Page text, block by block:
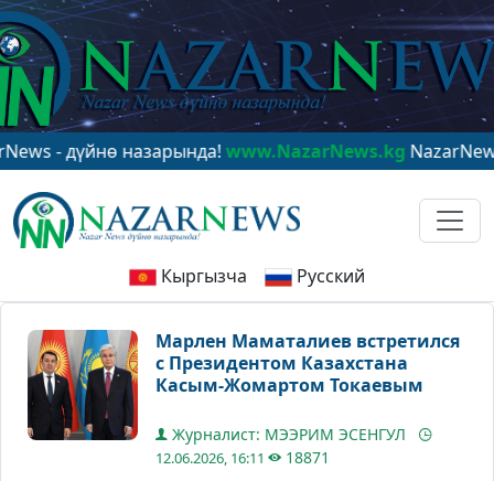
назарында!www.NazarNews.kgNazarNews - в
Кыргызча Русский
Марлен Маматалиев встретился
с Президентом Казахстана
Касым-Жомартом Токаевым
Журналист: МЭЭРИМ ЭСЕНГУЛ
12.06.2026, 16:11 18871